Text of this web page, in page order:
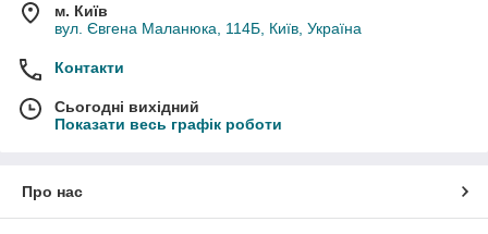
м. Київ
вул. Євгена Маланюка, 114Б, Київ, Україна
Контакти
Сьогодні вихідний
Показати весь графік роботи
Про нас